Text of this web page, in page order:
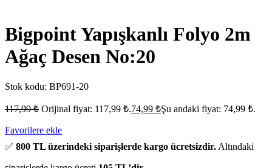
Bigpoint Yapışkanlı Folyo 2m
Ağaç Desen No:20
Stok kodu: BP691-20
117,99₺ Orijinal fiyat: 117,99 ₺.74,99 ₺Şu andaki fiyat: 74,99 ₺.
Favorilere ekle
✅ 800 TL üzerindeki siparişlerde kargo ücretsizdir. Altındaki